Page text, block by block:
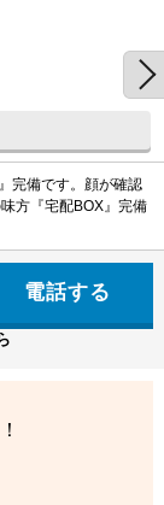
完備です。顔が確認
方『宅配BOX』完備
電話する